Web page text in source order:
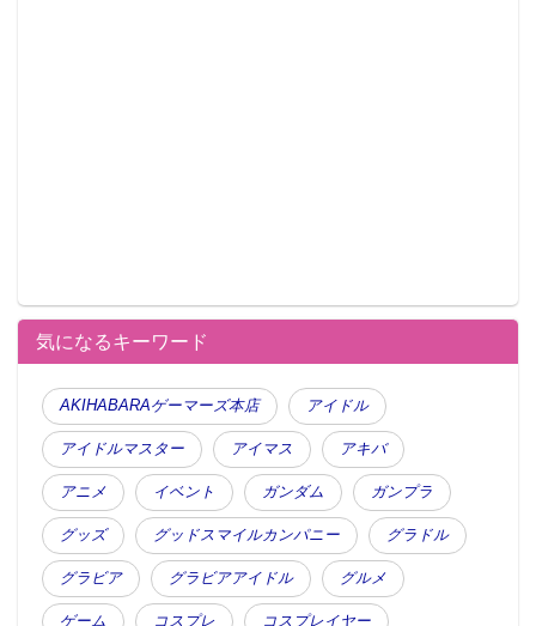
気になるキーワード
AKIHABARAゲーマーズ本店 アイドル
アイドルマスター アイマス アキバ
アニメ イベント ガンダム ガンプラ
グッズ グッドスマイルカンパニー グラドル
グラビア グラビアアイドル グルメ
ゲーム コスプレ コスプレイヤー